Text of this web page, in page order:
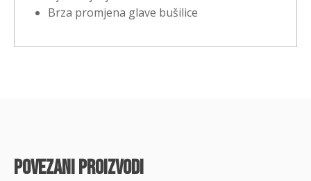
Brza promjena glave bušilice
povezani proizvodi